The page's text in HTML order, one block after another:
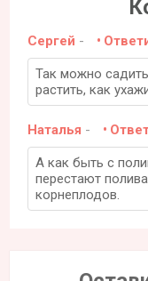
Сергей -
Так можно
растить, как
Наталья -
А как быть с
перестают
корнеплодов.